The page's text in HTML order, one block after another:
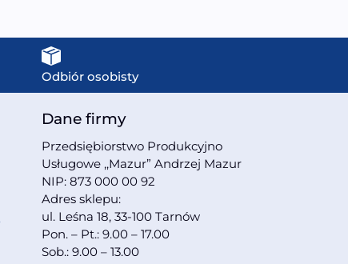
Odbiór osobisty
Dane firmy
Przedsiębiorstwo Produkcyjno
Usługowe ,,Mazur” Andrzej Mazur
NIP: 873 000 00 92
Adres sklepu:
ul. Leśna 18, 33-100 Tarnów
Pon. – Pt.: 9.00 – 17.00
Sob.: 9.00 – 13.00